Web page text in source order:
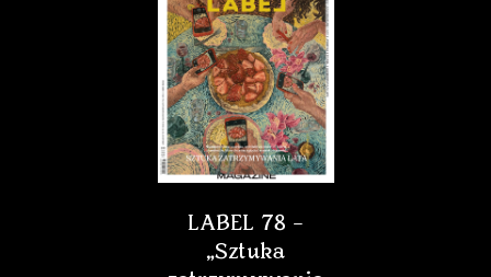
LABEL 78 –
„Sztuka